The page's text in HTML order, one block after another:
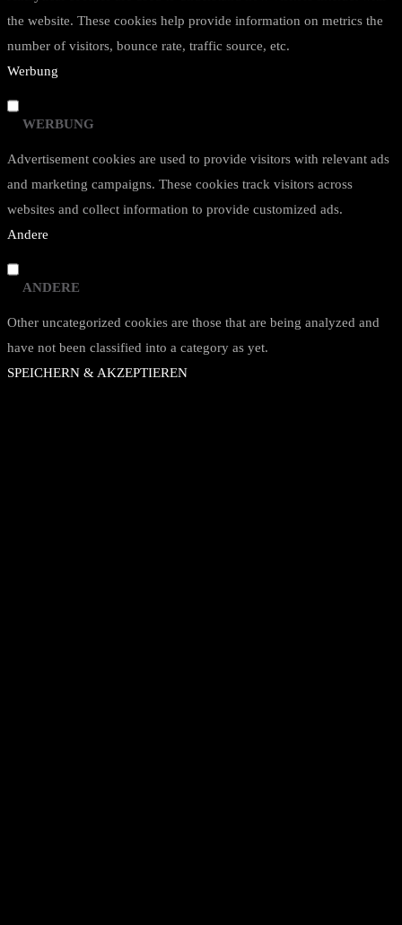
the website. These cookies help provide information on metrics the
number of visitors, bounce rate, traffic source, etc.
Werbung
WERBUNG
Advertisement cookies are used to provide visitors with relevant ads
and marketing campaigns. These cookies track visitors across
websites and collect information to provide customized ads.
Andere
ANDERE
Other uncategorized cookies are those that are being analyzed and
have not been classified into a category as yet.
SPEICHERN & AKZEPTIEREN